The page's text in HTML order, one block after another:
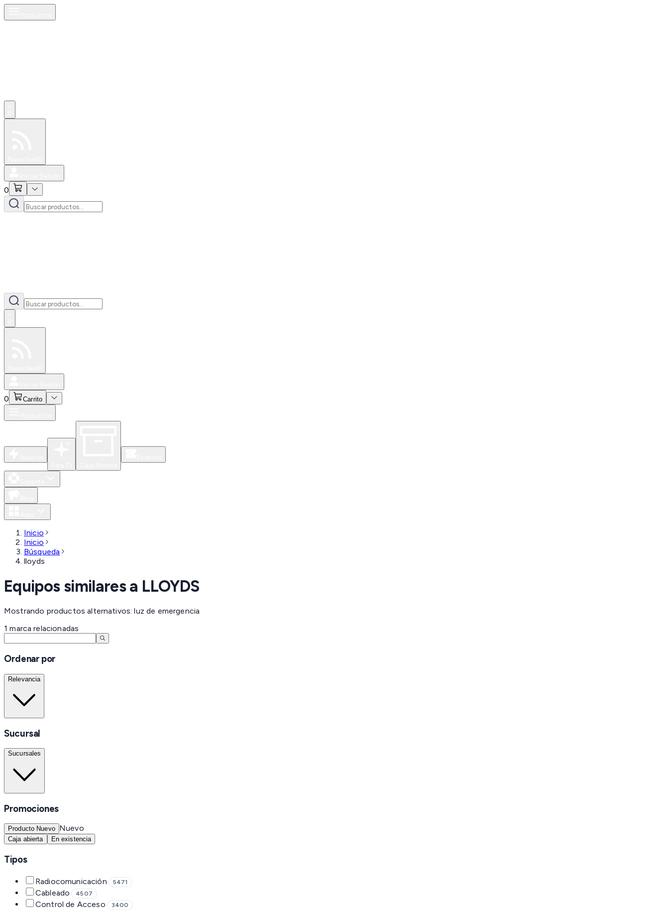
0
0 Carrito
Inicio
Inicio
Búsqueda
lloyds
Equipos similares a LLOYDS
Mostrando productos alternativos: luz de emergencia
1 marca relacionadas
Ordenar por
Relevancia
Sucursal
Sucursales
Promociones
Producto Nuevo Nuevo
Caja abierta En existencia
Tipos
Radiocomunicación 5471
Cableado 4507
Control de Acceso 3400